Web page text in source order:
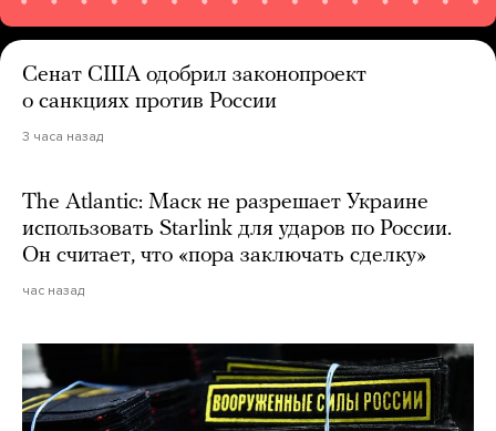
Сенат США одобрил законопроект
о санкциях против России
3 часа назад
The Atlantic: Маск не разрешает Украине
использовать Starlink для ударов по России.
Он считает, что «пора заключать сделку»
час назад